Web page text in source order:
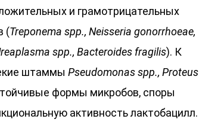
и грамотрицательных
(Treponema spp., Neisseria gonorrhoeae,
spp., Bacteroides fragilis). К
штаммы Pseudomonasspp., Proteus
формы микробов, споры
активность лактобацилл.